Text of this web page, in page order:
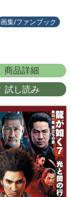
画集/ファンブック
商品詳細
試し読み